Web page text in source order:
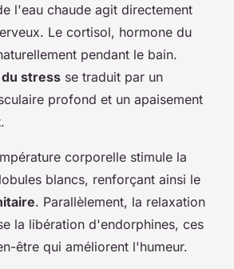
l'eau chaude agit directement
Le cortisol, hormone du
pendant le bain.
stress se traduit par un
profond et un apaisement
corporelle stimule la
blancs, renforçant ainsi le
. Parallèlement, la relaxation
la libération d'endorphines, ces
être qui améliorent l'humeur.